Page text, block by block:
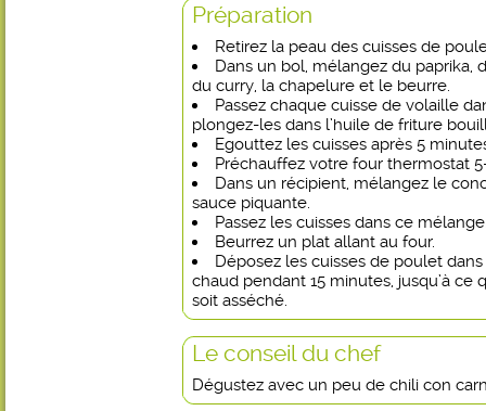
Préparation
Retirez la peau des cuisses de
Dans un bol, mélangez du paprika,
du curry, la chapelure et le beurre.
Passez chaque cuisse de volaille
plongez-les dans l’huile de friture
Egouttez les cuisses après 5
Préchauffez votre four thermostat
Dans un récipient, mélangez le
sauce piquante.
Passez les cuisses dans ce
Beurrez un plat allant au four.
Déposez les cuisses de poulet
chaud pendant 15 minutes, jusqu’à ce
soit asséché.
Le conseil du chef
Dégustez avec un peu de chili con